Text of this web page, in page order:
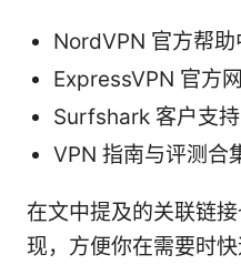
NordVPN 官方帮
ExpressVPN 官方
Surfshark 客户支
VPN 指南与评测
在文中提及的关联链
现，方便你在需要时快